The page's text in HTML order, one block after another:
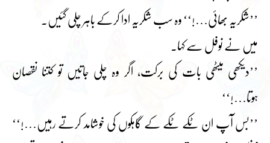
’’شکریہ بھائی…!‘‘ وہ سب شکریہ ادا کرکے باہر چلی گئیں۔
میں نے نوفل سے کہا۔
’’دیکھی میٹھی بات کی برکت، اگر وہ چلی جاتیں تو کتنا نقصان
ہوتا…!‘‘
’’بس آپ ان ٹکے ٹکے کے گاہکوں کی خوشامد کرتے رہیں…!‘‘